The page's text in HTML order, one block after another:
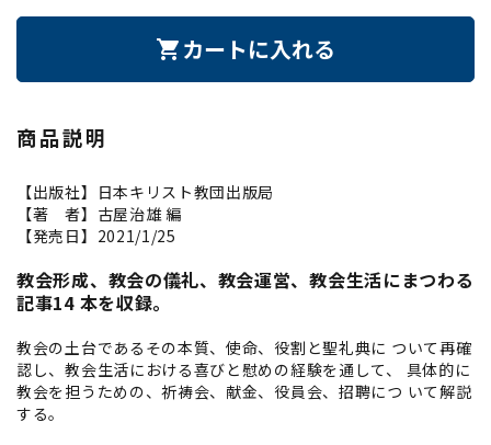
shopping_cart カートに入れる
商品説明
【出版社】日本キリスト教団出版局
【著 者】古屋治雄 編
【発売日】2021/1/25
教会形成、教会の儀礼、教会運営、教会生活にまつわる
記事14 本を収録。
教会の土台であるその本質、使命、役割と聖礼典に ついて再確
認し、教会生活における喜びと慰めの経験を通して、 具体的に
教会を担うための、祈祷会、献金、役員会、招聘につ いて解説
する。